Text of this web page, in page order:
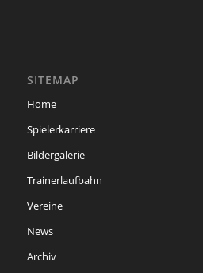
SITEMAP
Home
Spielerkarriere
Bildergalerie
Trainerlaufbahn
Vereine
News
Archiv